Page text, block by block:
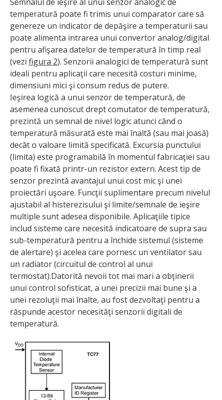
Semnalul de ieşire al unui senzor analogic de
temperatură poate fi trimis unui comparator care să
genereze un indicator de depăşire a temperaturii sau
poate alimenta intrarea unui convertor analog/digital
pentru afişarea datelor de temperatură în timp real
(vezi figura 2). Senzorii analogici de temperatură sunt
ideali pentru aplicaţii care necesită costuri minime,
dimensiuni mici şi consum redus de putere.
Ieşirea logică a unui senzor de temperatură, de
asemenea cunoscut drept comutator de temperatură,
prezintă un semnal de nivel logic atunci când o
temperatură măsurată este mai înaltă (sau mai joasă)
decât o valoare limită specificată. Excursia punctului
(limita) este programabilă în momentul fabricaţiei sau
poate fi fixată printr-un rezistor extern. Acest tip de
senzor prezintă avantajul unui cost mic şi unei
proiectări uşoare. Funcţii suplimentare precum nivelul
ajustabil al histerezisului şi limite/semnale de ieşire
multiple sunt adesea disponibile. Aplicaţiile tipice
includ sisteme care necesită indicatoare de supra sau
sub-temperatură pentru a închide sistemul (sisteme
de alertare) şi acelea care pornesc un ventilator sau
un radiator (circuitul de control al unui
termostat).Datorită nevoii tot mai mari a obţinerii
unui control sofisticat, a unei precizii mai bune şi a
unei rezoluţii mai înalte, au fost dezvoltaţi pentru a
răspunde acestor necesităţi senzorii digitali de
temperatură.